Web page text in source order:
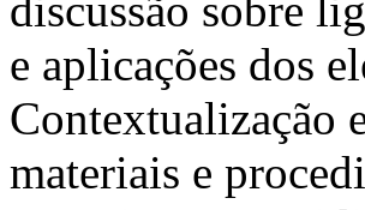
e aplicações dos
Contextualização
materiais e